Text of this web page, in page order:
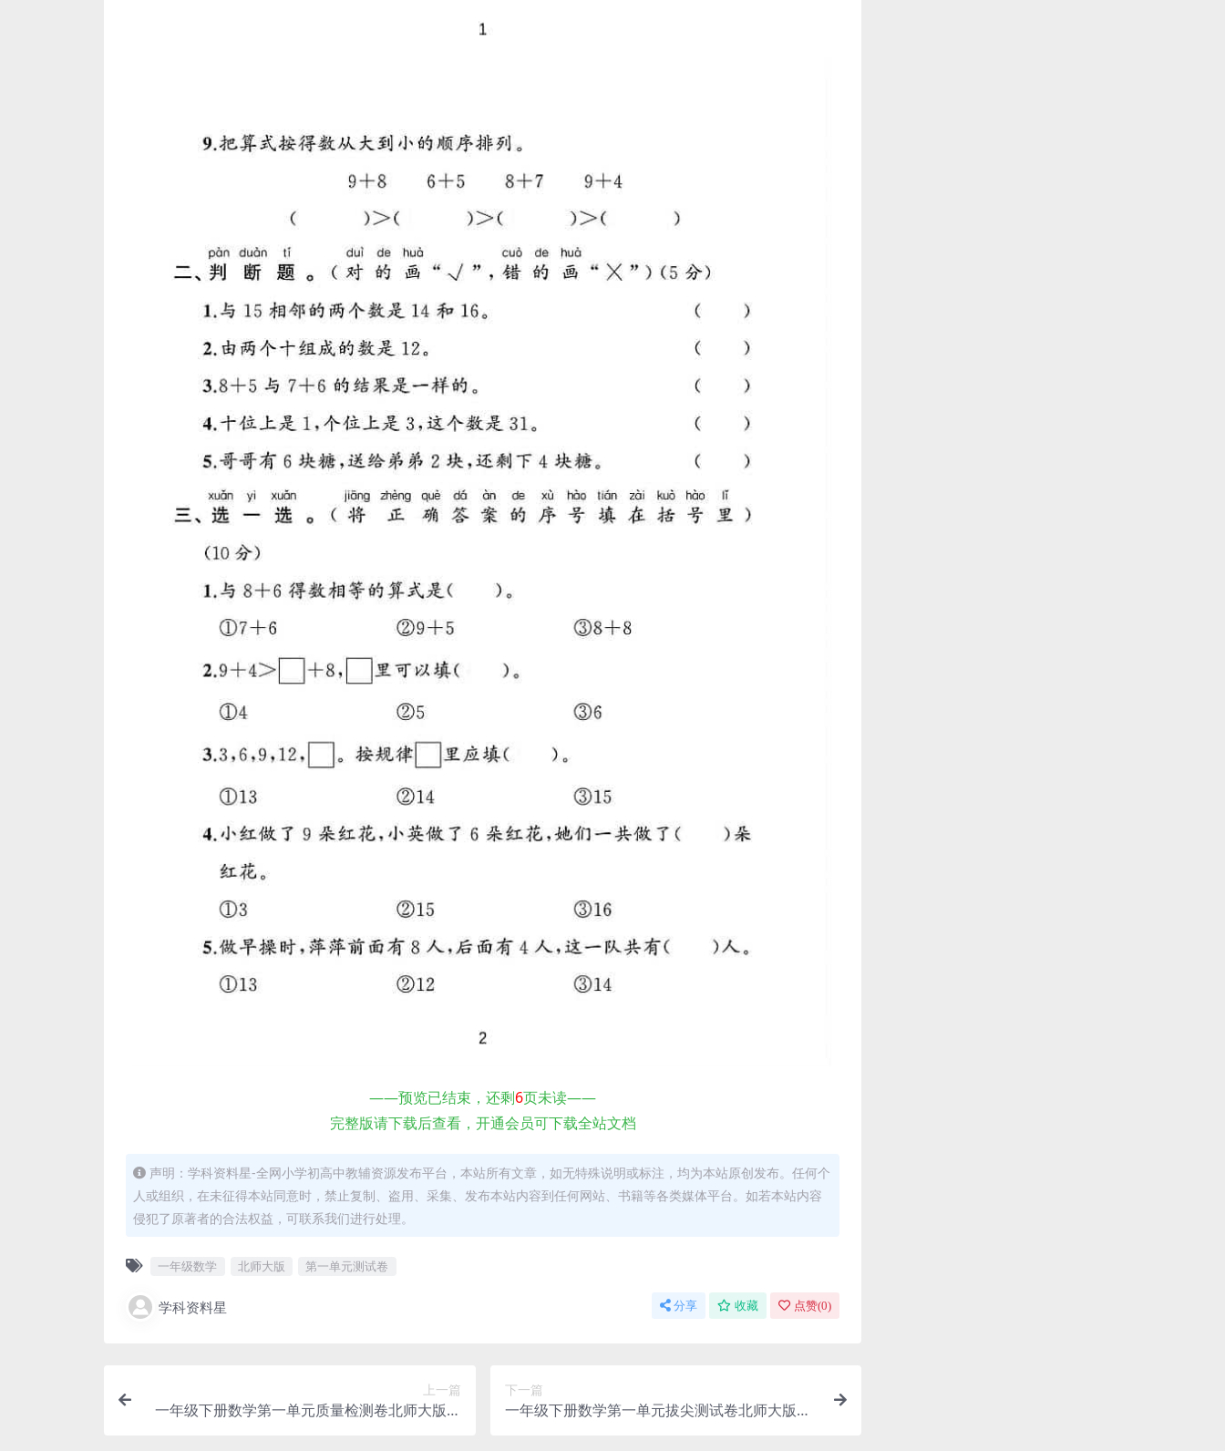
——预览已结束，还剩6页未读——
完整版请下载后查看，开通会员可下载全站文档
声明：学科资料星-全网小学初高中教辅资源发布平台，本站所有文章，如无特殊说明或标注，均为本站原创发布。任何个
人或组织，在未征得本站同意时，禁止复制、盗用、采集、发布本站内容到任何网站、书籍等各类媒体平台。如若本站内容
侵犯了原著者的合法权益，可联系我们进行处理。
一年级数学 北师大版 第一单元测试卷
学科资料星 分享 收藏 点赞(0)
上一篇
一年级下册数学第一单元质量检测卷北师大版同
下一篇
一年级下册数学第一单元拔尖测试卷北师大版同